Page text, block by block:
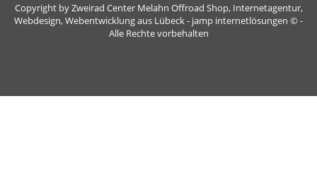
Copyright by Zweirad Center Melahn Offroad Shop, Internetagentur,
Webdesign, Webentwicklung aus Lübeck - jamp internetlösungen © -
Alle Rechte vorbehalten